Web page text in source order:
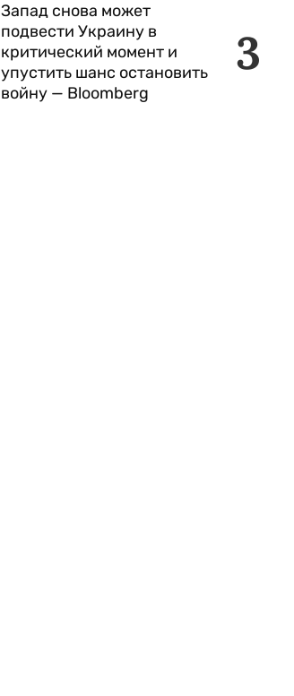
3
Запад снова может
подвести Украину в
критический момент и
упустить шанс остановить
войну — Bloomberg